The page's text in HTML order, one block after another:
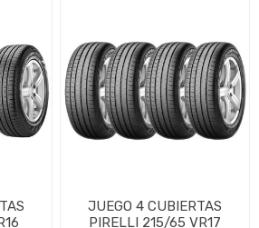
JUEGO 4 CUBIERTAS
PIRELLI 215/65 VR17